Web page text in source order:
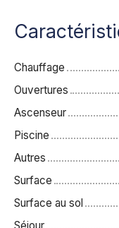
Chauffage
Ouvertures
Ascenseur
Piscine
Autres
Surface
Surface au sol